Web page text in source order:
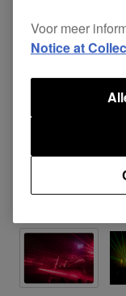
Voor meer
Notice at